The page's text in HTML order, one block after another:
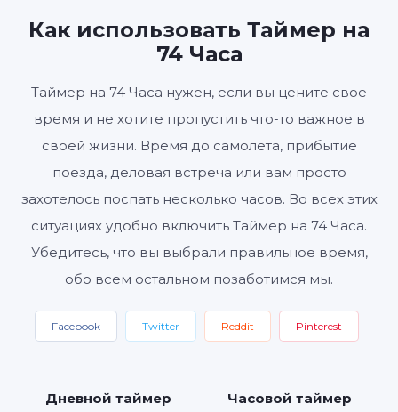
Как использовать Таймер на
74 Часа
Таймер на 74 Часа нужен, если вы цените свое
время и не хотите пропустить что-то важное в
своей жизни. Время до самолета, прибытие
поезда, деловая встреча или вам просто
захотелось поспать несколько часов. Во всех этих
ситуациях удобно включить Таймер на 74 Часа.
Убедитесь, что вы выбрали правильное время,
обо всем остальном позаботимся мы.
Facebook Twitter Reddit Pinterest
Дневной таймер Часовой таймер
Старт